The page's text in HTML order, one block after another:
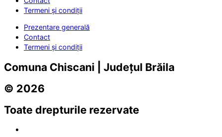
Termeni și condiții
Prezentare generală
Contact
Termeni și condiții
Comuna Chiscani | Județul Brăila
© 2026
Toate drepturile rezervate